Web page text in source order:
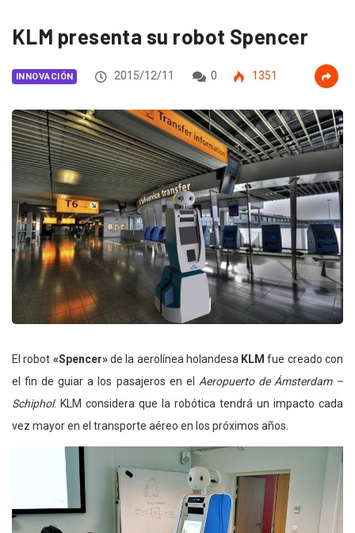
KLM presenta su robot Spencer
INNOVACIÓN 2015/12/11 0 1351
El robot «Spencer»de la aerolínea holandesa KLM fue creado con
el fin de guiar a los pasajeros en el Aeropuerto de Ámsterdam –
Schiphol. KLM considera que la robótica tendrá un impacto cada
vez mayor en el transporte aéreo en los próximos años.